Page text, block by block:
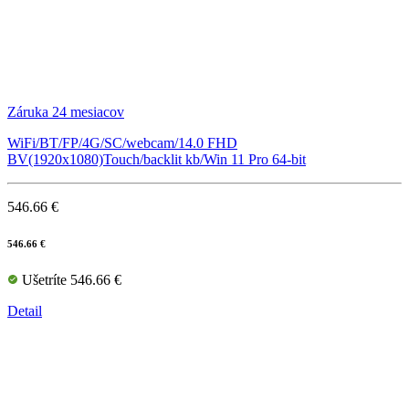
Záruka 24 mesiacov
WiFi/BT/FP/4G/SC/webcam/14.0 FHD
BV(1920x1080)Touch/backlit kb/Win 11 Pro 64-bit
546.66 €
546.66 €
Ušetríte 546.66 €
Detail